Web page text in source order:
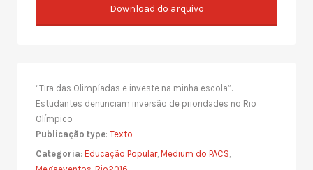
Download do arquivo
“Tira das Olimpíadas e investe na minha escola”.
Estudantes denunciam inversão de prioridades no Rio
Olímpico
Publicação type: Texto
Categoria: Educação Popular, Medium do PACS,